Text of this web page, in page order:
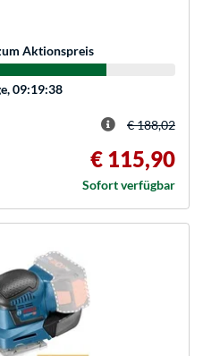
Aktionspreis
09:19:38
€ 188,02
€ 115,90
Sofort verfügbar